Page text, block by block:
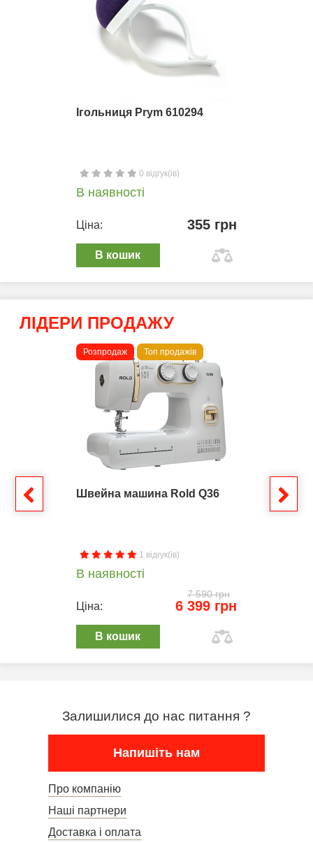
Ігольниця Prym 610294
0 відгук(ів)
В наявності
Ціна: 355 грн
В кошик
ЛІДЕРИ ПРОДАЖУ
Розпродаж Топ продажів
Швейна машина Rold Q36
1 відгук(ів)
В наявності
7 590 грн
Ціна: 6 399 грн
В кошик
Залишилися до нас питання ?
Напишіть нам
Про компанію
Наші партнери
Доставка і оплата